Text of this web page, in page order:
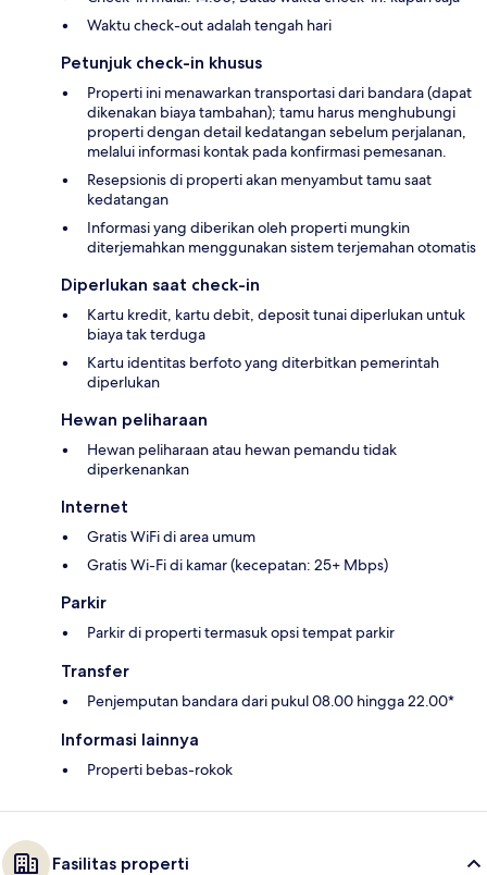
Waktu check-out adalah tengah hari
Petunjuk check-in khusus
Properti ini menawarkan transportasi dari bandara (dapat
dikenakan biaya tambahan); tamu harus menghubungi
properti dengan detail kedatangan sebelum perjalanan,
melalui informasi kontak pada konfirmasi pemesanan.
Resepsionis di properti akan menyambut tamu saat
kedatangan
Informasi yang diberikan oleh properti mungkin
diterjemahkan menggunakan sistem terjemahan otomatis
Diperlukan saat check-in
Kartu kredit, kartu debit, deposit tunai diperlukan untuk
biaya tak terduga
Kartu identitas berfoto yang diterbitkan pemerintah
diperlukan
Hewan peliharaan
Hewan peliharaan atau hewan pemandu tidak
diperkenankan
Internet
Gratis WiFi di area umum
Gratis Wi-Fi di kamar (kecepatan: 25+ Mbps)
Parkir
Parkir di properti termasuk opsi tempat parkir
Transfer
Penjemputan bandara dari pukul 08.00 hingga 22.00*
Informasi lainnya
Properti bebas-rokok
Fasilitas properti